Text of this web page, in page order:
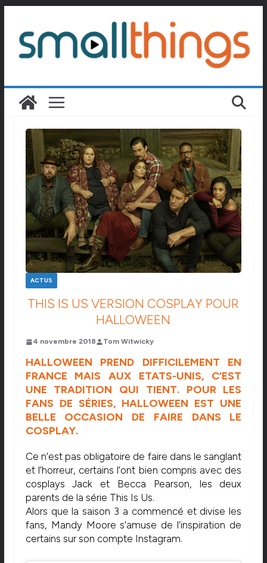
contenu
ACTUS
THIS IS US VERSION COSPLAY POUR
HALLOWEEN
4 novembre 2018 Tom Witwicky
HALLOWEEN PREND DIFFICILEMENT EN
FRANCE MAIS AUX ETATS-UNIS, C’EST
UNE TRADITION QUI TIENT. POUR LES
FANS DE SÉRIES, HALLOWEEN EST UNE
BELLE OCCASION DE FAIRE DANS LE
COSPLAY.
Ce n’est pas obligatoire de faire dans le sanglant
et l’horreur, certains l’ont bien compris avec des
cosplays Jack et Becca Pearson, les deux
parents de la série This Is Us.
Alors que la saison 3 a commencé et divise les
fans, Mandy Moore s’amuse de l’inspiration de
certains sur son compte Instagram.